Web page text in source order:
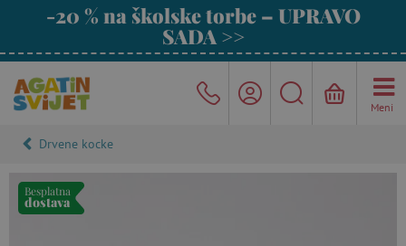
-20 % na školske torbe – UPRAVO
SADA >>
Meni
Drvene kocke
Besplatna
dostava